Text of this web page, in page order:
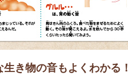
き物の音もよくわかる！